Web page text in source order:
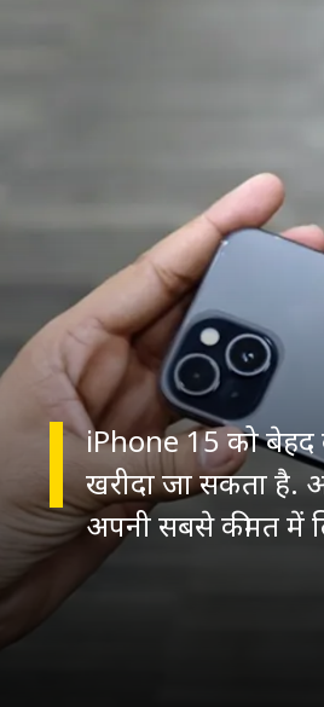
iPhone 15 को
खरीदा जा सकता है.
अपनी सबसे कीमत में